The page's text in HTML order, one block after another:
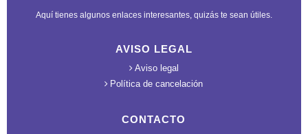
Aquí tienes algunos enlaces interesantes, quizás te sean útiles.
AVISO LEGAL
Aviso legal
Política de cancelación
CONTACTO